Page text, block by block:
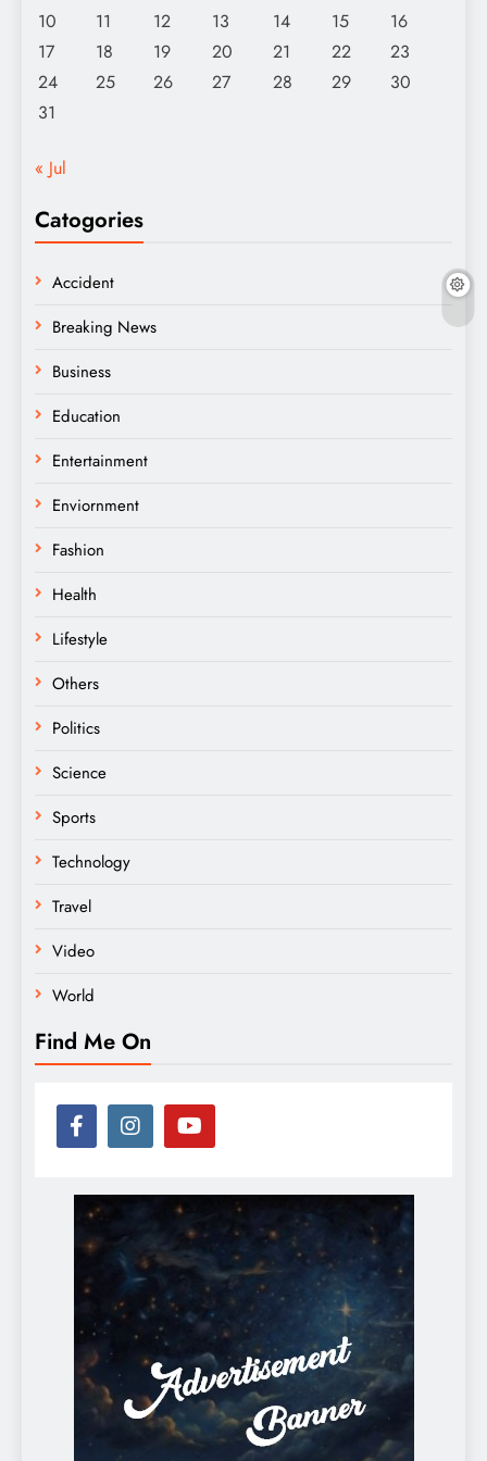
10
11 12 13 14 15
16
17
18 19 20 21 22
23
24
25 26 27 28 29
30
31
« Jul
Catogories
Accident
Breaking News
Business
Education
Entertainment
Enviornment
Fashion
Health
Lifestyle
Others
Politics
Science
Sports
Technology
Travel
Video
World
Find Me On